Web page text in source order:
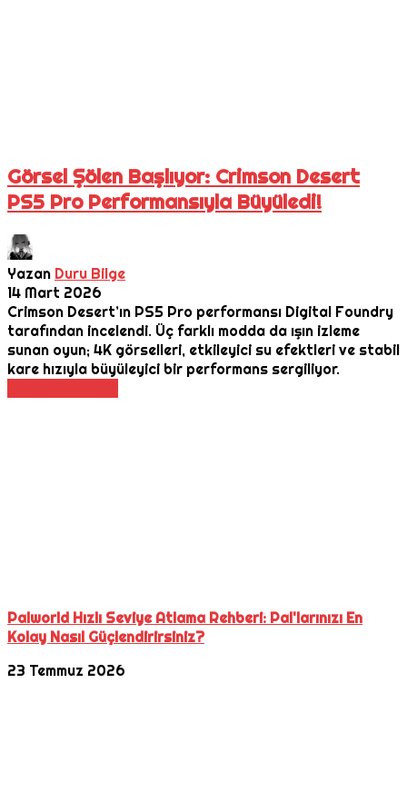
Görsel Şölen Başlıyor: Crimson Desert
PS5 Pro Performansıyla Büyüledi!
Yazan Duru Bilge
14 Mart 2026
Crimson Desert’ın PS5 Pro performansı Digital Foundry
tarafından incelendi. Üç farklı modda da ışın izleme
sunan oyun; 4K görselleri, etkileyici su efektleri ve stabil
kare hızıyla büyüleyici bir performans sergiliyor.
Palworld Hızlı Seviye Atlama Rehberi: Pal'larınızı En
Kolay Nasıl Güçlendirirsiniz?
23 Temmuz 2026